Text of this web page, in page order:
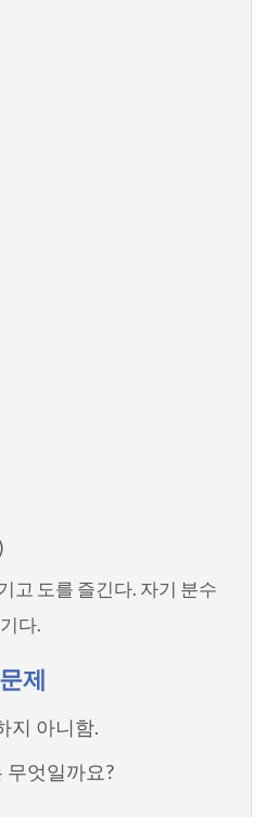
고 도를 즐긴다. 자기 분수
다.
제
지 아니함.
무엇일까요?